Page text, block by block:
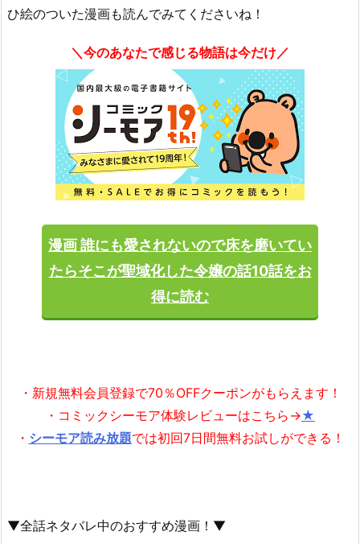
ひ絵のついた漫画も読んでみてくださいね！
＼今のあなたで感じる物語は今だけ／
漫画 誰にも愛されないので床を磨いてい
たらそこが聖域化した令嬢の話10話をお
得に読む
・新規無料会員登録で70％OFFクーポンがもらえます！
・コミックシーモア体験レビューはこちら→★
・ シーモア読み放題では初回7日間無料お試しができる！
▼全話ネタバレ中のおすすめ漫画！▼